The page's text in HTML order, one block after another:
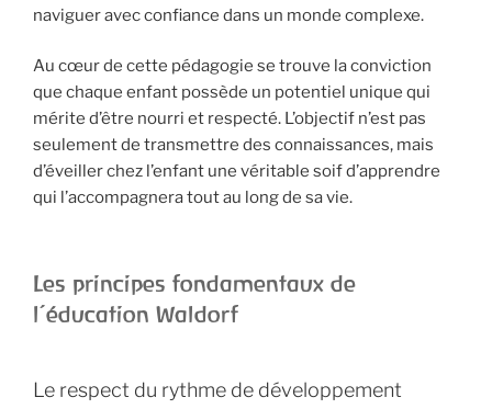
naviguer avec confiance dans un monde complexe.
Au cœur de cette pédagogie se trouve la conviction
que chaque enfant possède un potentiel unique qui
mérite d’être nourri et respecté. L’objectif n’est pas
seulement de transmettre des connaissances, mais
d’éveiller chez l’enfant une véritable soif d’apprendre
qui l’accompagnera tout au long de sa vie.
Les principes fondamentaux de
l’éducation Waldorf
Le respect du rythme de développement